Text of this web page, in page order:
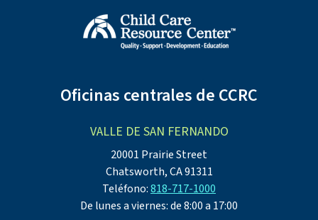
Oficinas centrales de CCRC
VALLE DE SAN FERNANDO
20001 Prairie Street
Chatsworth, CA 91311
Teléfono:818-717-1000
De lunes a viernes: de 8:00 a 17:00